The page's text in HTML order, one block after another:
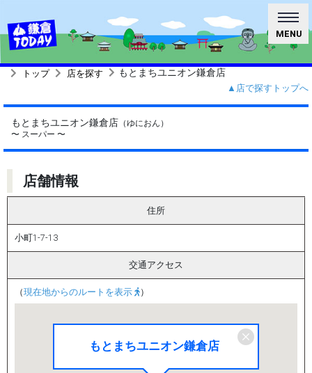
MENU
トップ 店を探す もとまちユニオン鎌倉店
▲店で探すトップへ
もとまちユニオン鎌倉店 （ゆにおん）
〜 スーパー 〜
店舗情報
住所
小町1-7-13
交通アクセス
（現在地からのルートを表示 ）
もとまちユニオン鎌倉店